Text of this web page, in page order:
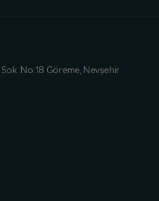
No:18 Göreme, Nevşehir